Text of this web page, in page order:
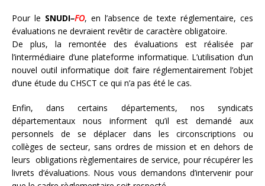
Pour le SNUDI–FO, en l’absence de texte réglementaire, ces
évaluations ne devraient revêtir de caractère obligatoire.
De plus, la remontée des évaluations est réalisée par
l’intermédiaire d’une plateforme informatique. L’utilisation d’un
nouvel outil informatique doit faire réglementairement l’objet
d’une étude du CHSCT ce qui n’a pas été le cas.
Enfin, dans certains départements, nos syndicats
départementaux nous informent qu’il est demandé aux
personnels de se déplacer dans les circonscriptions ou
collèges de secteur, sans ordres de mission et en dehors de
leurs obligations règlementaires de service, pour récupérer les
livrets d’évaluations. Nous vous demandons d’intervenir pour